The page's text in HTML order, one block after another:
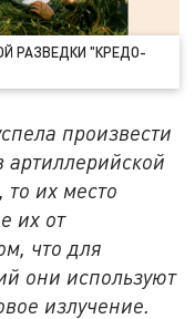
РАЗВЕДКИ "КРЕДО-
произвести
артиллерийской
их место
их от
что для
они используют
излучение.